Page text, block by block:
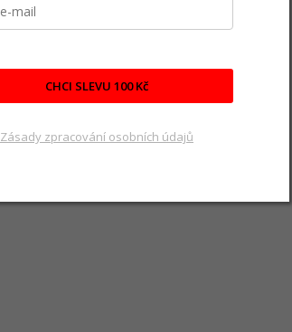
CHCI SLEVU 100 Kč
Zásady zpracování osobních údajů